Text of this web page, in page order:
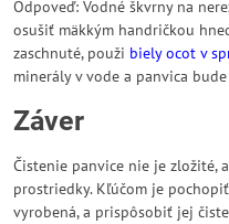
Odpoveď: Vodné škvrny na
osušiť mäkkým handričkou
zaschnuté, použi biely ocot v
minerály v vode a panvica
Záver
Čistenie panvice nie je zložité,
prostriedky. Kľúčom je
vyrobená, a prispôsobiť jej